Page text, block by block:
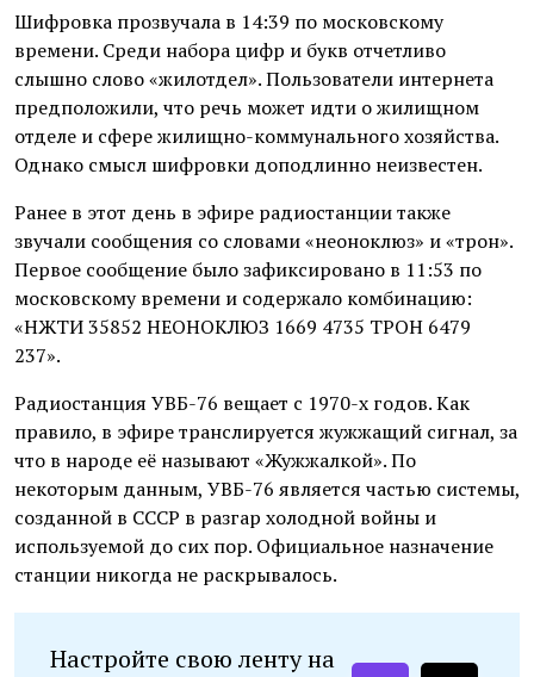
Шифровка прозвучала в 14:39 по московскому
времени. Среди набора цифр и букв отчетливо
слышно слово «жилотдел». Пользователи интернета
предположили, что речь может идти о жилищном
отделе и сфере жилищно-коммунального хозяйства.
Однако смысл шифровки доподлинно неизвестен.
Ранее в этот день в эфире радиостанции также
звучали сообщения со словами «неоноклюз» и «трон».
Первое сообщение было зафиксировано в 11:53 по
московскому времени и содержало комбинацию:
«НЖТИ 35852 НЕОНОКЛЮЗ 1669 4735 ТРОН 6479
237».
Радиостанция УВБ-76 вещает с 1970-х годов. Как
правило, в эфире транслируется жужжащий сигнал, за
что в народе её называют «Жужжалкой». По
некоторым данным, УВБ-76 является частью системы,
созданной в СССР в разгар холодной войны и
используемой до сих пор. Официальное назначение
станции никогда не раскрывалось.
Настройте свою ленту на